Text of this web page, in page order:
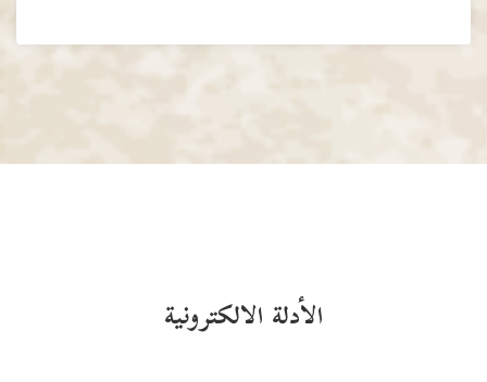
الأدلة الالكترونية